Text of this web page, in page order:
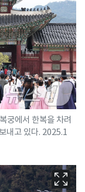
궁에서 한복을 차려
내고 있다. 2025.1